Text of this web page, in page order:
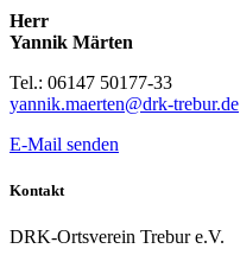
Herr
Yannik Märten
Tel.: 06147 50177-33
yannik.maerten@drk-trebur.de
E-Mail senden
Kontakt
DRK-Ortsverein Trebur e.V.